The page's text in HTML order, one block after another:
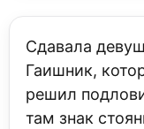
Сдавала
Гаишник,
решил
там знак